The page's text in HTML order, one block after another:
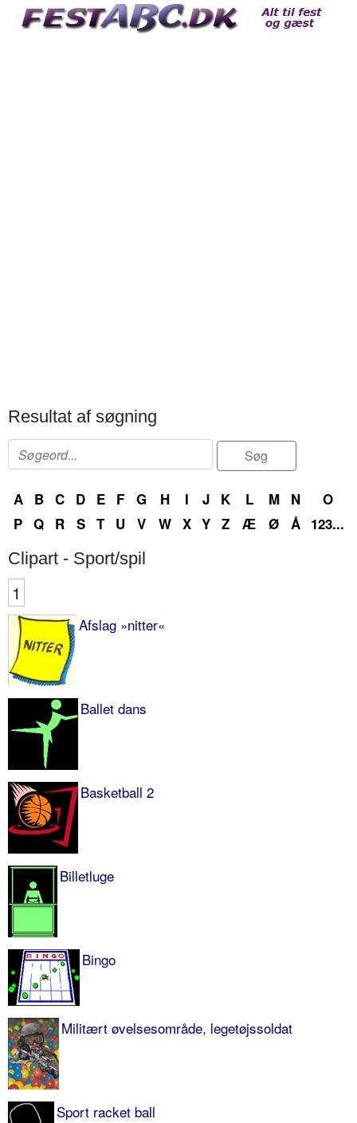
Resultat af søgning
A B C D E F G H I J K L M N
O
P Q R S T U V W X Y Z Æ Ø Å 123...
Clipart - Sport/spil
1
Afslag »nitter«
Ballet dans
Basketball 2
Billetluge
Bingo
Militært øvelsesområde, legetøjssoldat
Sport racket ball